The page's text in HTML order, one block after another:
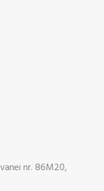
nr. 86M20,